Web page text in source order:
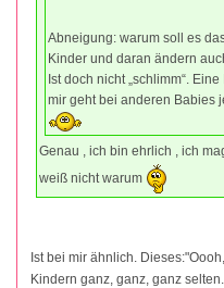
Abneigung: warum soll es
Kinder und daran ändern
Ist doch nicht „schlimm“.
mir geht bei anderen Babies
Genau , ich bin ehrlich , ich
weiß nicht warum
Ist bei mir ähnlich.
Kindern ganz, ganz, ganz